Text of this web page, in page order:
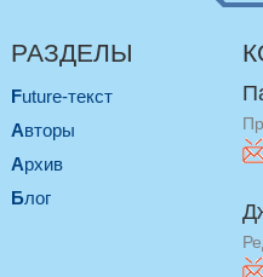
РАЗДЕЛЫ
Future-текст
Авторы
Архив
Блог